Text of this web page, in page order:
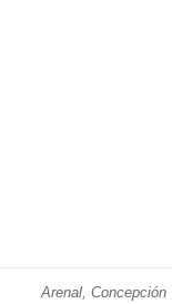
Arenal, Concepción